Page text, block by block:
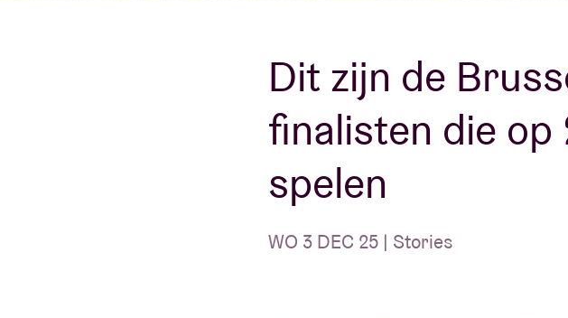
AB ❤ you
Dit zijn de
finalisten die op
spelen
WO 3 DEC 25 | Stories